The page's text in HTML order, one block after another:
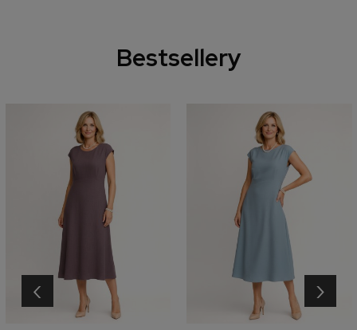
Bestsellery
‹ ›